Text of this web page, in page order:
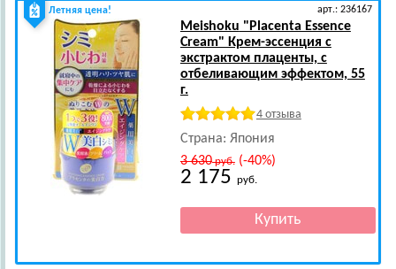
Летняя цена! арт.: 236167
Meishoku "Placenta Essence
Cream" Крем-эссенция с
экстрактом плаценты, с
отбеливающим эффектом, 55
г.
4 отзыва
Страна: Япония
3 630руб.(-40%)
2 175 руб.